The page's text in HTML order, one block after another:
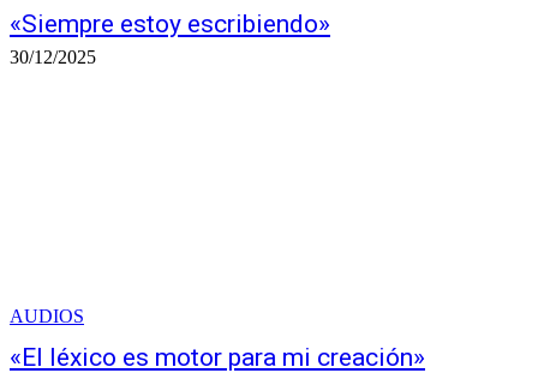
«Siempre estoy escribiendo»
30/12/2025
AUDIOS
«El léxico es motor para mi creación»